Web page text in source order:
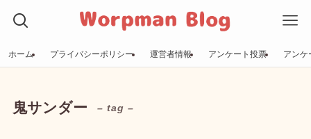
ホーム プライバシーポリシー 運営者情報 アンケート投票 アンケ
鬼サンダー – tag –